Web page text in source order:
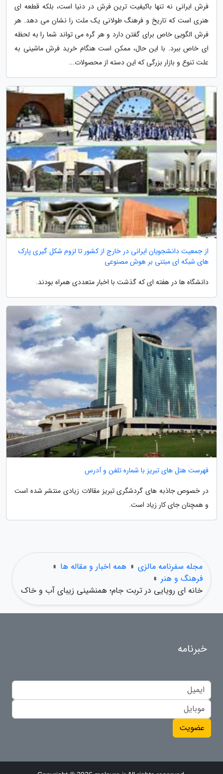
فرش ایرانی نه تنها باکیفیت ترین فرش در دنیا است، بلکه قطعه ای
هنری است که تاریخ و فرهنگ طولانی یک ملت را نشان می دهد. هر
فرش الگویی خاص برای گفتن دارد و هر گره می تواند شما را به لحظه
ای خاص ببرد. با این حال، ممکن است هنگام خرید فرش ماشینی به
علت تنوع و بازار بزرگی که این دسته از محصولات...
از جمعیت دانشجویان ایرانی در خارج از کشور تا لزوم شکل گیری پارک
های شبکه ای مبتنی بر هوش مصنوعی
دانشگاه ها در هفته ای که گذشت با اخبار متعددی همراه بودند.
فهرست هتل های تبریز با شماره تلفن و آدرس
در خصوص جاذبه های گردشگری تبریز مقالات زیادی منتشر شده است
و همچنان جای کار زیاد است.
مجله سفرنامه مالزی » همه اخبار و مقاله ها »
فرهنگ و هنر »
خانه ای رویایی در تربت جام؛ همنشینی زیبای آب و خاک
خبرنامه
عضویت